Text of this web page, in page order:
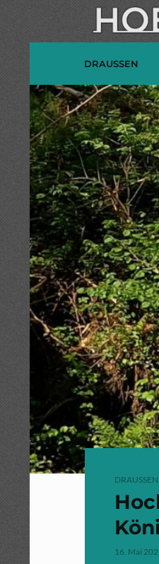
DRAUSSEN
DRAUSSEN
16. Mai